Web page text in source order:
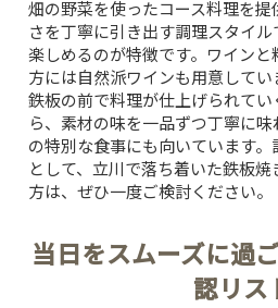
畑の野菜を使ったコース料理を提
さを丁寧に引き出す調理スタイ
楽しめるのが特徴です。ワイン
方には自然派ワインも用意してい
鉄板の前で料理が仕上げられて
ら、素材の味を一品ずつ丁寧に
の特別な食事にも向いています
として、立川で落ち着いた鉄板
方は、ぜひ一度ご検討ください。
当日をスムーズに過
認リス